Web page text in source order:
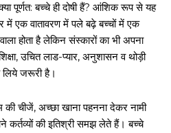
पूर्णत: बच्चे ही दोषी हैं? आंशिक रूप से यह
में एक वातावरण में पले बढ़े बच्चों में एक
होता है लेकिन संस्कारों का भी अपना
उचित लाड-प्यार, अनुशासन व थोड़ी
जरूरी है।
की चीजें, अच्छा खाना पहनना देकर नामी
कर्तव्यों की इतिश्री समझ लेते हैं। बच्चे